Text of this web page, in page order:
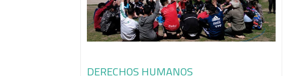
DERECHOS HUMANOS